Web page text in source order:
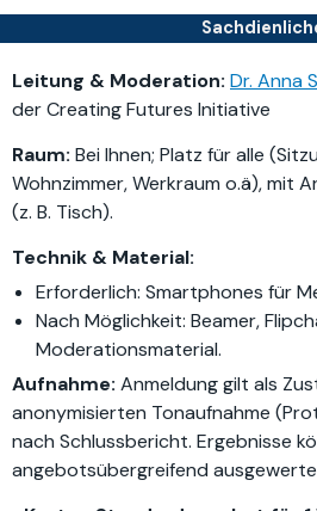
Leitung & Moderation: Dr. Anna
der Creating Futures Initiative
Raum: Bei Ihnen; Platz für alle
Wohnzimmer, Werkraum o.ä), mit
(z. B. Tisch).
Technik & Material:
Erforderlich: Smartphones für
Nach Möglichkeit: Beamer,
Moderationsmaterial.
Aufnahme: Anmeldung gilt als
anonymisierten Tonaufnahme
nach Schlussbericht. Ergebnisse
angebotsübergreifend